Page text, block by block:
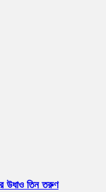
উধাও তিন তরুণ